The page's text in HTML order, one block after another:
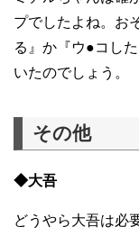
プでしたよね。お
る』か『ウ●コし
いたのでしょう。
その他
◆大吾
どうやら大吾は必